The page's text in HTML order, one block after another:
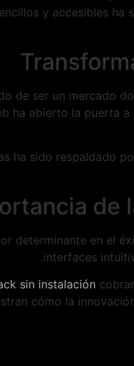
y accesibles
de ser un mercado
ha abierto la puerta
ha sido respaldado
de
determinante en el
interfaces
sin instalación
cómo la